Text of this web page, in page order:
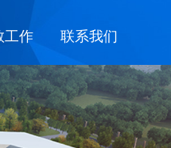
工作 联系我们